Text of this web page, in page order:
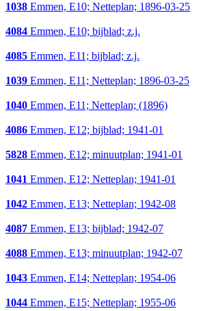
1038 Emmen, E10; Netteplan; 1896-03-25
4084 Emmen, E10; bijblad; z.j.
4085 Emmen, E11; bijblad; z.j.
1039 Emmen, E11; Netteplan; 1896-03-25
1040 Emmen, E11; Netteplan; (1896)
4086 Emmen, E12; bijblad; 1941-01
5828 Emmen, E12; minuutplan; 1941-01
1041 Emmen, E12; Netteplan; 1941-01
1042 Emmen, E13; Netteplan; 1942-08
4087 Emmen, E13; bijblad; 1942-07
4088 Emmen, E13; minuutplan; 1942-07
1043 Emmen, E14; Netteplan; 1954-06
1044 Emmen, E15; Netteplan; 1955-06